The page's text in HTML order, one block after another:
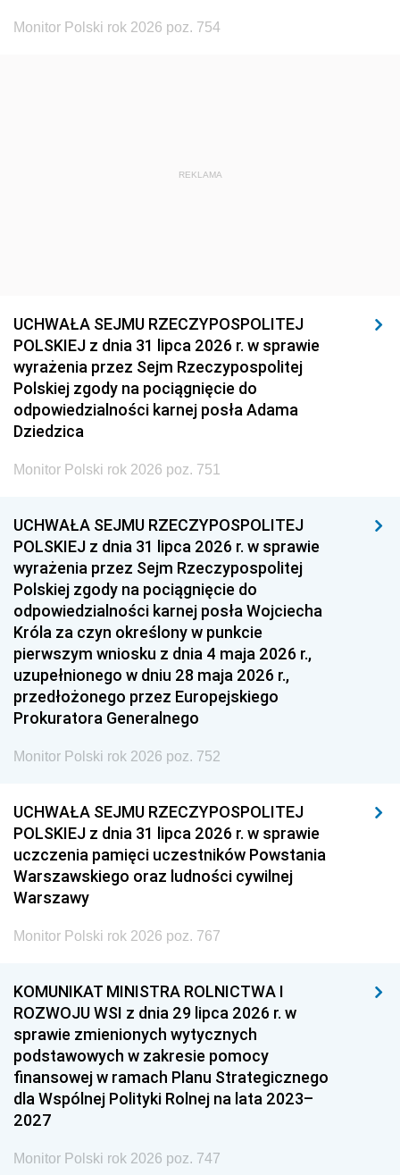
Monitor Polski rok 2026 poz. 754
REKLAMA
UCHWAŁA SEJMU RZECZYPOSPOLITEJ
POLSKIEJ z dnia 31 lipca 2026 r. w sprawie
wyrażenia przez Sejm Rzeczypospolitej
Polskiej zgody na pociągnięcie do
odpowiedzialności karnej posła Adama
Dziedzica
Monitor Polski rok 2026 poz. 751
UCHWAŁA SEJMU RZECZYPOSPOLITEJ
POLSKIEJ z dnia 31 lipca 2026 r. w sprawie
wyrażenia przez Sejm Rzeczypospolitej
Polskiej zgody na pociągnięcie do
odpowiedzialności karnej posła Wojciecha
Króla za czyn określony w punkcie
pierwszym wniosku z dnia 4 maja 2026 r.,
uzupełnionego w dniu 28 maja 2026 r.,
przedłożonego przez Europejskiego
Prokuratora Generalnego
Monitor Polski rok 2026 poz. 752
UCHWAŁA SEJMU RZECZYPOSPOLITEJ
POLSKIEJ z dnia 31 lipca 2026 r. w sprawie
uczczenia pamięci uczestników Powstania
Warszawskiego oraz ludności cywilnej
Warszawy
Monitor Polski rok 2026 poz. 767
KOMUNIKAT MINISTRA ROLNICTWA I
ROZWOJU WSI z dnia 29 lipca 2026 r. w
sprawie zmienionych wytycznych
podstawowych w zakresie pomocy
finansowej w ramach Planu Strategicznego
dla Wspólnej Polityki Rolnej na lata 2023–
2027
Monitor Polski rok 2026 poz. 747